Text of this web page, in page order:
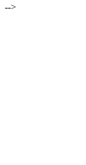
-->